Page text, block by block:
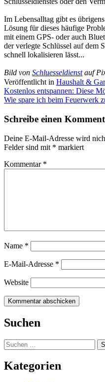
Im Lebensalltag gibt es
Lösung für dieses häufige
mit einem GPS- oder auch
der verlegte Schlüssel auf dem
schnell lokalisieren lässt...
Bild von Schluesseldienstauf
Veröffentlicht in Haushalt &
Beitragsnavigation
Kostenlos entspannen: Diese
Wie spare ich beim Feuerwerk
Schreibe einen
Deine E-Mail-Adresse wird
Felder sind mit * markiert
Kommentar *
Name *
E-Mail-Adresse *
Website
Suchen
Suchen
nach:
Kategorien